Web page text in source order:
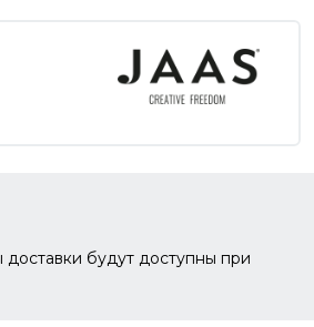
будут доступны при